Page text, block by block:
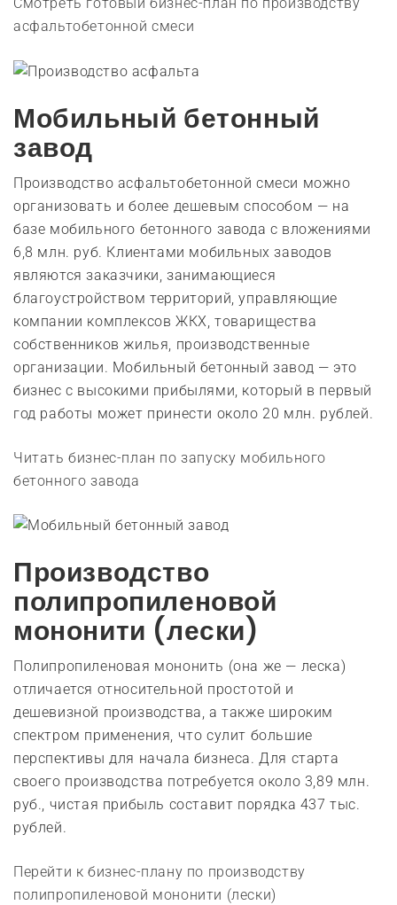
асфальтобетонной смеси
Мобильный бетонный
завод
Производство асфальтобетонной смеси можно
организовать и более дешевым способом — на
базе мобильного бетонного завода с вложениями
6,8 млн. руб. Клиентами мобильных заводов
являются заказчики, занимающиеся
благоустройством территорий, управляющие
компании комплексов ЖКХ, товарищества
собственников жилья, производственные
организации. Мобильный бетонный завод — это
бизнес с высокими прибылями, который в первый
год работы может принести около 20 млн. рублей.
Читать бизнес-план по запуску мобильного
бетонного завода
Производство
полипропиленовой
мононити (лески)
Полипропиленовая мононить (она же — леска)
отличается относительной простотой и
дешевизной производства, а также широким
спектром применения, что сулит большие
перспективы для начала бизнеса. Для старта
своего производства потребуется около 3,89 млн.
руб., чистая прибыль составит порядка 437 тыс.
рублей.
Перейти к бизнес-плану по производству
полипропиленовой мононити (лески)